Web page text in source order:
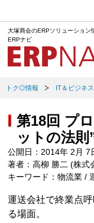
大塚商会のERPソリューション
ERPナビ
トク◎情報 IT＆ビジネ
第18回 プ
ットの法則
公開日：2014年 2月 7
著者：高柳 勝二 (株式
キーワード：物流業 /
運送会社で終業点
る場面。